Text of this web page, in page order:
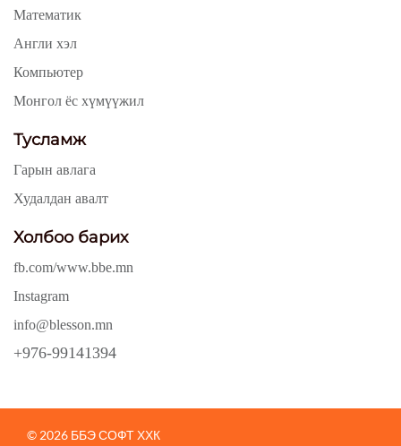
Математик
Англи хэл
Компьютер
Монгол ёс хүмүүжил
Тусламж
Гарын авлага
Худалдан авалт
Холбоо барих
fb.com/www.bbe.mn
Instagram
info@blesson.mn
+976-99141394
© 2026 ББЭ СОФТ ХХК